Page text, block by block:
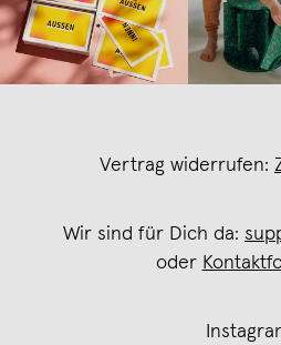
Vertrag widerrufen:
Wir sind für Dich da:
oder